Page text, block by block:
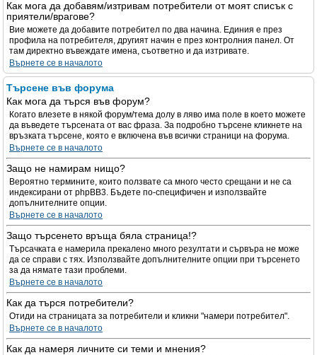
Как мога да добавям/изтривам потребители от моят списък с
приятели/врагове?
Вие можете да добавите потребител по два начина. Единия е през
профила на потребителя, другият начин е през контролния панел. От
там директно въвеждате имена, съответно и да изтривате.
Върнете се в началото
Търсене във форума
Как мога да търся във форум?
Когато влезете в някой форум/тема долу в ляво има поле в което можете
да въведете търсената от вас фраза. За подробно търсене кликнете на
връзката търсене, която е включена във всички страници на форума.
Върнете се в началото
Защо не намирам нищо?
Вероятно термините, които ползвате са много често срещани и не са
индексирани от phpBB3. Бъдете по-специфичен и използвайте
допълнителните опции.
Върнете се в началото
Защо търсенето връща бяла страница!?
Търсачката е намерила прекалено много резултати и сървъра не може
да се справи с тях. Използвайте допълнителните опции при търсенето
за да нямате тази проблеми.
Върнете се в началото
Как да търся потребители?
Отиди на страницата за потребители и кликни "намери потребител".
Върнете се в началото
Как да намеря личните си теми и мнения?